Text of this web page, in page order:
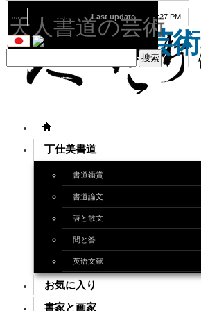
天人書道の芸術
丁仕美書道
書道鑑賞
書道論文
詩と散文
問と答
英语文献
お気に入り
書家と画家
08 07 2026 Last update 08:15:27 PM
天人書道の芸術